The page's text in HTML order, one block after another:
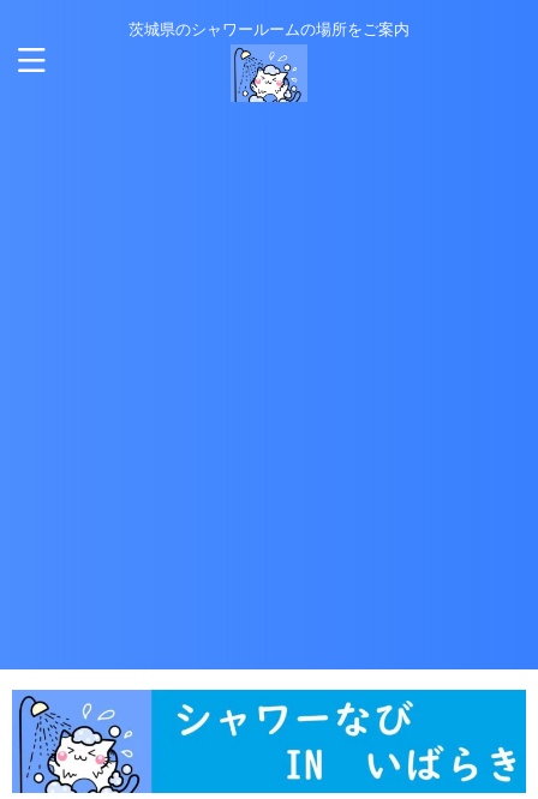
茨城県のシャワールームの場所をご案内